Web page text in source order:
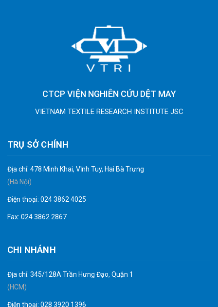
CTCP VIỆN NGHIÊN CỨU DỆT MAY
VIETNAM TEXTILE RESEARCH INSTITUTE JSC
TRỤ SỞ CHÍNH
Địa chỉ: 478 Minh Khai, Vĩnh Tuy, Hai Bà Trưng
(Hà Nội)
Điện thoại: 024 3862 4025
Fax: 024 3862 2867
CHI NHÁNH
Địa chỉ: 345/128A Trần Hưng Đạo, Quận 1
(HCM)
Điện thoại: 028 3920 1396